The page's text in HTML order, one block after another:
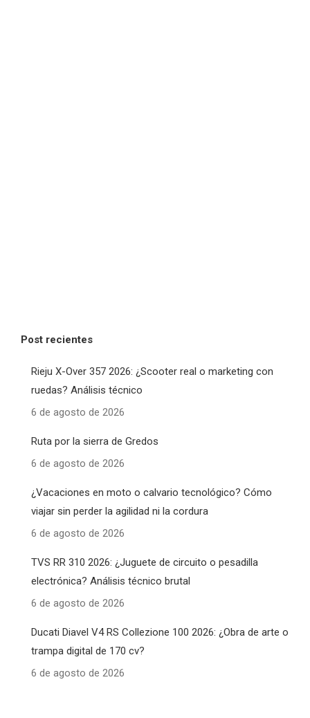
Post recientes
Rieju X-Over 357 2026: ¿Scooter real o marketing con
ruedas? Análisis técnico
6 de agosto de 2026
Ruta por la sierra de Gredos
6 de agosto de 2026
¿Vacaciones en moto o calvario tecnológico? Cómo
viajar sin perder la agilidad ni la cordura
6 de agosto de 2026
TVS RR 310 2026: ¿Juguete de circuito o pesadilla
electrónica? Análisis técnico brutal
6 de agosto de 2026
Ducati Diavel V4 RS Collezione 100 2026: ¿Obra de arte o
trampa digital de 170 cv?
6 de agosto de 2026